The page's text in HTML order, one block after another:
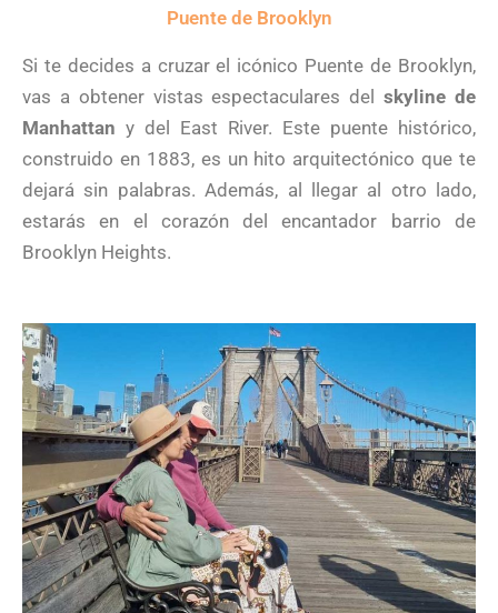
Puente de Brooklyn
Si te decides a cruzar el icónico Puente de Brooklyn,
vas a obtener vistas espectaculares delskyline de
Manhattan y del East River. Este puente histórico,
construido en 1883, es un hito arquitectónico que te
dejará sin palabras. Además, al llegar al otro lado,
estarás en el corazón del encantador barrio de
Brooklyn Heights.